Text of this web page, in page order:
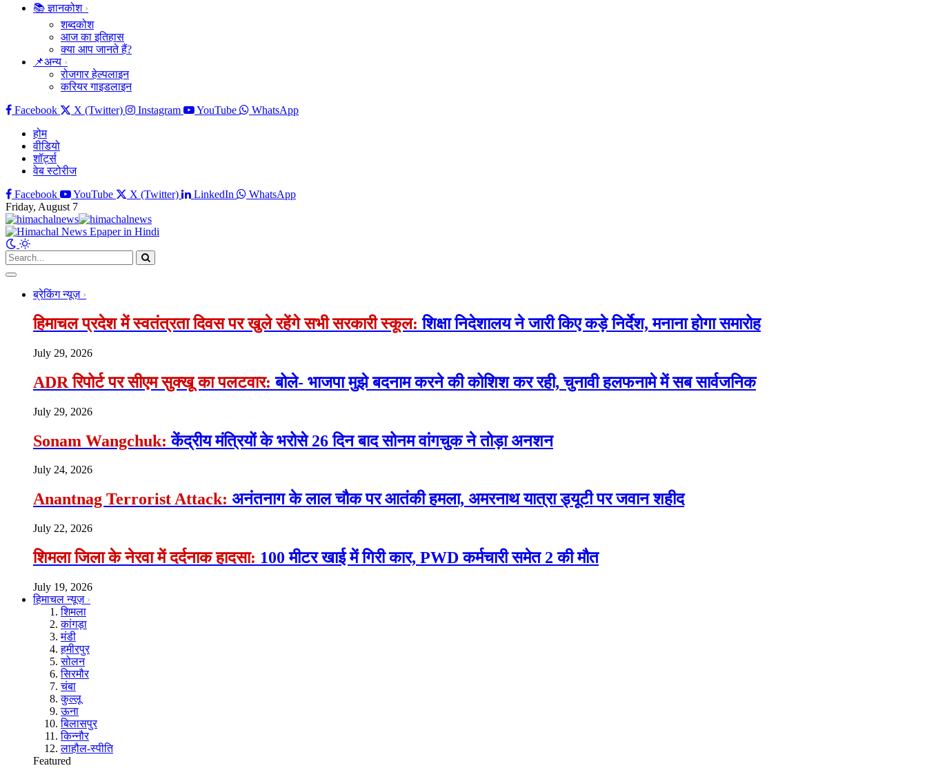
📚 ज्ञानकोश
शब्दकोश
आज का इतिहास
क्या आप जानते हैं?
📌अन्य
रोजगार हेल्पलाइन
करियर गाइडलाइन
Facebook
X (Twitter) Instagram YouTube
WhatsApp
होम
वीडियो
शॉर्ट्स
वेब स्टोरीज
Facebook
YouTube X (Twitter) LinkedIn
WhatsApp
Friday, August 7
ब्रेकिंग न्यूज़
हिमाचल प्रदेश में स्वतंत्रता दिवस पर खुले रहेंगे सभी सरकारी स्कूल: शिक्षा निदेशालय ने जारी किए कड़े निर्देश, मनाना होगा समारोह
July 29, 2026
ADR रिपोर्ट पर सीएम सुक्खू का पलटवार: बोले- भाजपा मुझे बदनाम करने की कोशिश कर रही, चुनावी हलफनामे में सब सार्वजनिक
July 29, 2026
Sonam Wangchuk: केंद्रीय मंत्रियों के भरोसे 26 दिन बाद सोनम वांगचुक ने तोड़ा अनशन
July 24, 2026
Anantnag Terrorist Attack: अनंतनाग के लाल चौक पर आतंकी हमला, अमरनाथ यात्रा ड्यूटी पर जवान शहीद
July 22, 2026
शिमला जिला के नेरवा में दर्दनाक हादसा: 100 मीटर खाई में गिरी कार, PWD कर्मचारी समेत 2 की मौत
July 19, 2026
हिमाचल न्यूज़
शिमला
कांगड़ा
मंडी
हमीरपुर
सोलन
सिरमौर
चंबा
कुल्लू
ऊना
बिलासपुर
किन्नौर
लाहौल-स्पीति
Featured